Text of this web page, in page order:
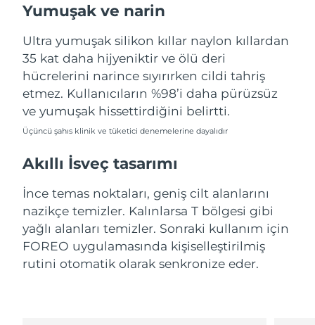
Yumuşak ve narin
Ultra yumuşak silikon kıllar naylon kıllardan
35 kat daha hijyeniktir ve ölü deri
hücrelerini narince sıyırırken cildi tahriş
etmez. Kullanıcıların %98’i daha pürüzsüz
ve yumuşak hissettirdiğini belirtti.
Üçüncü şahıs klinik ve tüketici denemelerine dayalıdır
Akıllı İsveç tasarımı
İnce temas noktaları, geniş cilt alanlarını
nazikçe temizler. Kalınlarsa T bölgesi gibi
yağlı alanları temizler. Sonraki kullanım için
FOREO uygulamasında kişiselleştirilmiş
rutini otomatik olarak senkronize eder.
Amerika Birleşik
Devletleri
Tahmini teslim tarihi8/13/26
Özbekistan Tahmini teslim tarihi